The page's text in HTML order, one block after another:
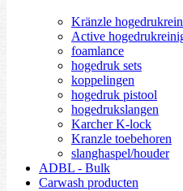
Kränzle
Active
foamlance
hogedruk sets
koppelingen
hogedruk pistool
hogedrukslangen
Karcher K-lock
Kranzle toebehoren
slanghaspel/houder
ADBL - Bulk
Carwash producten